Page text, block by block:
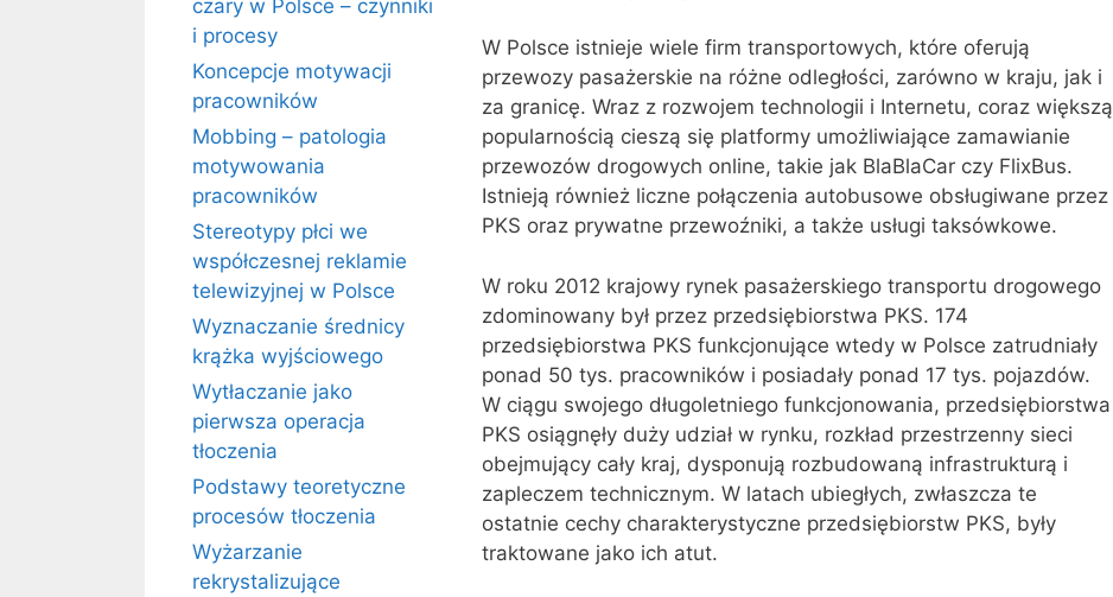
W Polsce istnieje wiele firm transportowych, które oferują
przewozy pasażerskie na różne odległości, zarówno w kraju, jak i
za granicę. Wraz z rozwojem technologii i Internetu, coraz większą
popularnością cieszą się platformy umożliwiające zamawianie
przewozów drogowych online, takie jak BlaBlaCar czy FlixBus.
Istnieją również liczne połączenia autobusowe obsługiwane przez
PKS oraz prywatne przewoźniki, a także usługi taksówkowe.
W roku 2012 krajowy rynek pasażerskiego transportu drogowego
zdominowany był przez przedsiębiorstwa PKS. 174
przedsiębiorstwa PKS funkcjonujące wtedy w Polsce zatrudniały
ponad 50 tys. pracowników i posiadały ponad 17 tys. pojazdów.
W ciągu swojego długoletniego funkcjonowania, przedsiębiorstwa
PKS osiągnęły duży udział w rynku, rozkład przestrzenny sieci
obejmujący cały kraj, dysponują rozbudowaną infrastrukturą i
zapleczem technicznym. W latach ubiegłych, zwłaszcza te
ostatnie cechy charakterystyczne przedsiębiorstw PKS, były
traktowane jako ich atut.
czary w Polsce – czynniki
i procesy
Koncepcje motywacji
pracowników
Mobbing – patologia
motywowania
pracowników
Stereotypy płci we
współczesnej reklamie
telewizyjnej w Polsce
Wyznaczanie średnicy
krążka wyjściowego
Wytłaczanie jako
pierwsza operacja
tłoczenia
Podstawy teoretyczne
procesów tłoczenia
Wyżarzanie
rekrystalizujące